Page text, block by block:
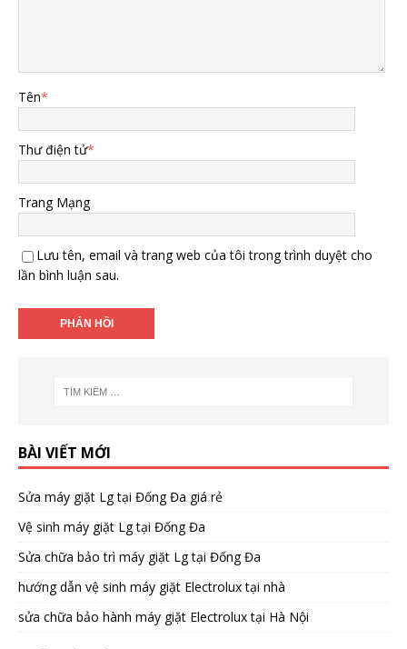
Tên*
Thư điện tử*
Trang Mạng
Lưu tên, email và trang web của tôi trong trình duyệt cho
lần bình luận sau.
BÀI VIẾT MỚI
Sửa máy giặt Lg tại Đống Đa giá rẻ
Vệ sinh máy giặt Lg tại Đống Đa
Sửa chữa bảo trì máy giặt Lg tại Đống Đa
hướng dẫn vệ sinh máy giặt Electrolux tại nhà
sửa chữa bảo hành máy giặt Electrolux tại Hà Nội